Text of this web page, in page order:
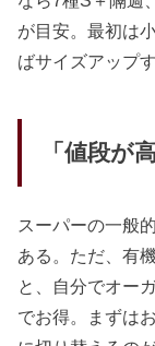
が目安。最初は
ばサイズアップ
「値段が
スーパーの一般
ある。ただ、有
と、自分でオー
でお得。まずは